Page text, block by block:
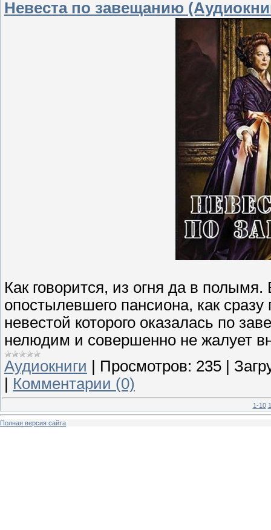
Невеста по завещанию
Как говорится, из огня да в
опостылевшего пансиона, как
невестой которого оказалась по
нелюдим и совершенно не жалует
Аудиокниги | Просмотров: 235 |
| Комментарии (0)
1-10
Полная версия сайта